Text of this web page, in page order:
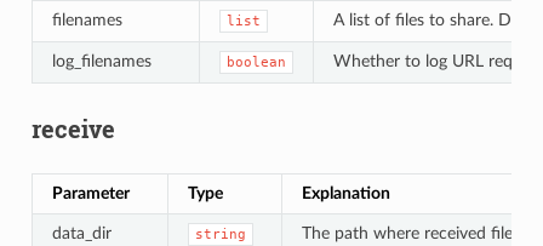
filenames list A list of files to share.
log_filenames boolean Whether to log URL
receive
Parameter Type Explanation
data_dir string The path where received files